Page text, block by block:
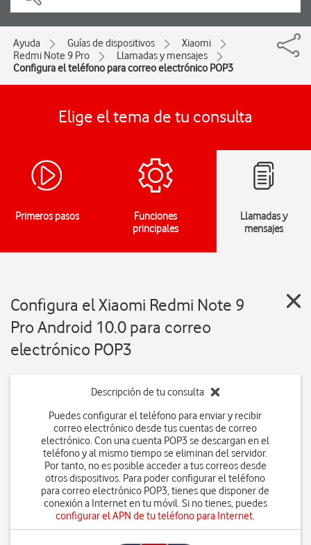
Ayuda Guías de dispositivos
Xiaomi
Redmi Note 9 Pro
Llamadas y mensajes
Configura el teléfono para correo electrónico POP3
Elige el tema de tu consulta
Primeros pasos
Funciones
principales
Llamadas y
mensajes
Configura el Xiaomi Redmi Note 9
Pro Android 10.0 para correo
electrónico POP3
Descripción de tu consulta
Puedes configurar el teléfono para enviar y recibir
correo electrónico desde tus cuentas de correo
electrónico. Con una cuenta POP3 se descargan en el
teléfono y al mismo tiempo se eliminan del servidor.
Por tanto, no es posible acceder a tus correos desde
otros dispositivos. Para poder configurar el teléfono
para correo electrónico POP3, tienes que disponer de
conexión a Internet en tu móvil. Si no tienes, puedes
configurar el APN de tu teléfono para Internet.